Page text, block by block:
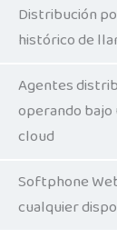
Distribución
histórico de
Agentes
operando
cloud
Softphone
cualquier